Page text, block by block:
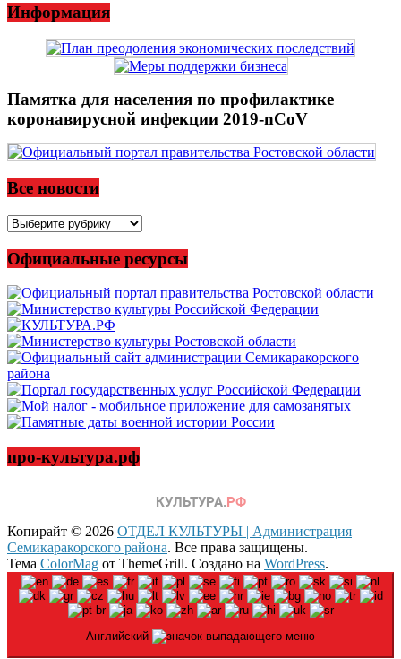
Информация
Памятка для населения по профилактике
коронавирусной инфекции 2019-nCoV
Все новости
Все
Официальные ресурсы
про-культура.рф
Копирайт © 2026 ОТДЕЛ КУЛЬТУРЫ | Администрация
Семикаракорского района. Все права защищены.
Тема ColorMag от ThemeGrill. Создано на WordPress.
Английский